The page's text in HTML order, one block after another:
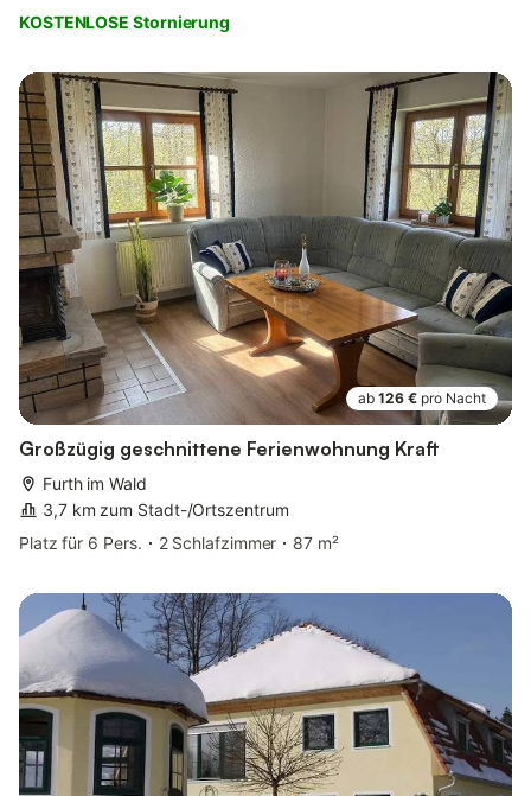
KOSTENLOSE Stornierung
ab 126 € pro Nacht
Großzügig geschnittene Ferienwohnung Kraft
Furth im Wald
3,7 km zum Stadt-/Ortszentrum
Platz für 6 Pers.
2 Schlafzimmer 87 m²